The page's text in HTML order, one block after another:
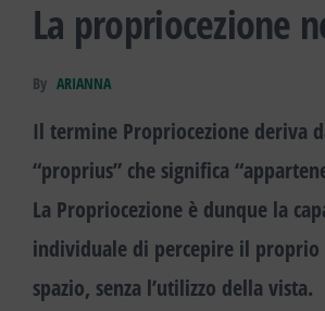
La propriocezione
By ARIANNA
Il termine Propriocezione deriva
“proprius” che significa
La Propriocezione è dunque la
individuale di percepire il proprio
spazio, senza l’utilizzo della vista.